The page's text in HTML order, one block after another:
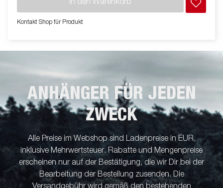
genutzt werden kann. Gebaut aus einem modernen, leichten,
Wabenmaterial. Der CargoDynamic™ ist in einer Vielzahl, von
Zubehör zeigen.
In den Warenkorb
Kontakt Shop für Produkt
ANHÄNGER FÜR JEDEN
ZWECK
Alle Preise im Webshop sind Ladenpreise in EUR,
inklusive Mehrwertsteuer. Rabatte und Mengenpreise
erscheinen nur auf der Bestätigung, die wir Dir bei der
Bearbeitung der Bestellung zusenden. Die